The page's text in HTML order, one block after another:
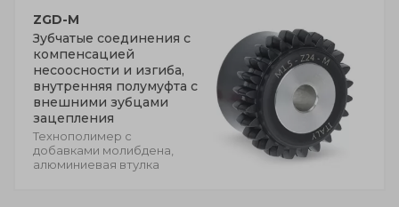
ZGD-M
Зубчатые соединения с
компенсацией
несоосности и изгиба,
внутренняя полумуфта с
внешними зубцами
зацепления
Технополимер с
добавками молибдена,
алюминиевая втулка